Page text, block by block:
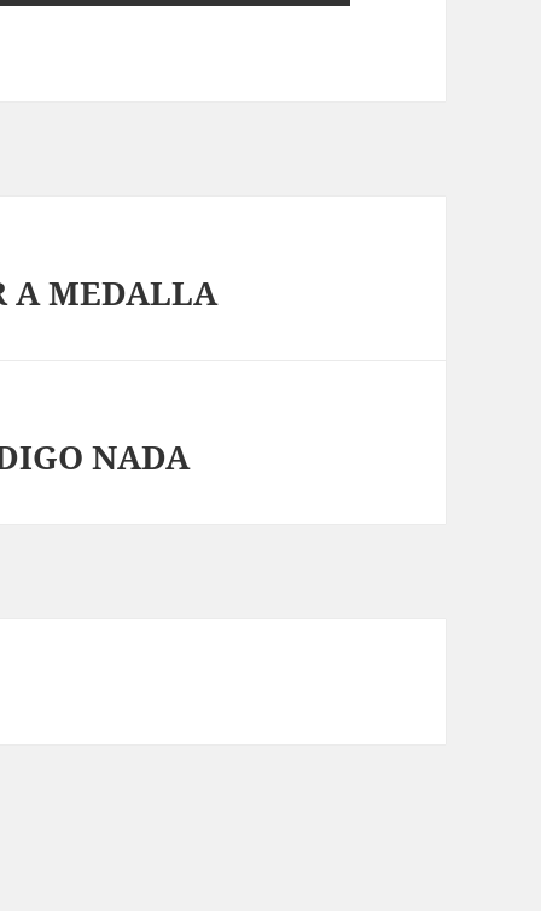
A MEDALLA
NADA